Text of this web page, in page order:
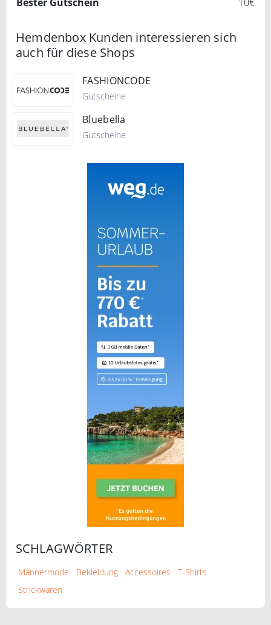
Hemdenbox Kunden interessieren sich
auch für diese Shops
FASHIONCODE
Gutscheine
Bluebella
Gutscheine
SCHLAGWÖRTER
Männermode Bekleidung Accessoires
T-Shirts
Strickwaren